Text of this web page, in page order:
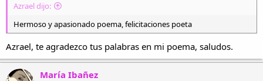
Azrael dijo:
Hermoso y apasionado poema, felicitaciones poeta
Azrael, te agradezco tus palabras en mi poema, saludos.
María Ibañez